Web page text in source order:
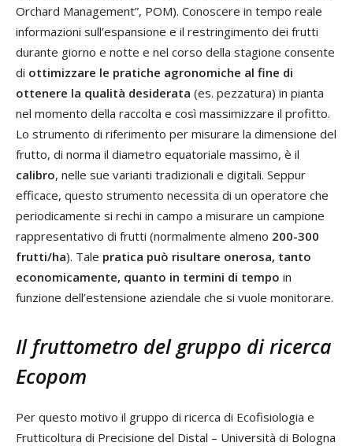
Orchard Management”, POM). Conoscere in tempo reale
informazioni sull’espansione e il restringimento dei frutti
durante giorno e notte e nel corso della stagione consente
di ottimizzare le pratiche agronomiche al fine di
ottenere la qualità desiderata (es. pezzatura) in pianta
nel momento della raccolta e così massimizzare il profitto.
Lo strumento di riferimento per misurare la dimensione del
frutto, di norma il diametro equatoriale massimo, è il
calibro, nelle sue varianti tradizionali e digitali. Seppur
efficace, questo strumento necessita di un operatore che
periodicamente si rechi in campo a misurare un campione
rappresentativo di frutti (normalmente almeno 200-300
frutti/ha). Tale pratica può risultare onerosa, tanto
economicamente, quanto in termini di tempo in
funzione dell’estensione aziendale che si vuole monitorare.
Il fruttometro del gruppo di ricerca
Ecopom
Per questo motivo il gruppo di ricerca di Ecofisiologia e
Frutticoltura di Precisione del Distal – Università di Bologna